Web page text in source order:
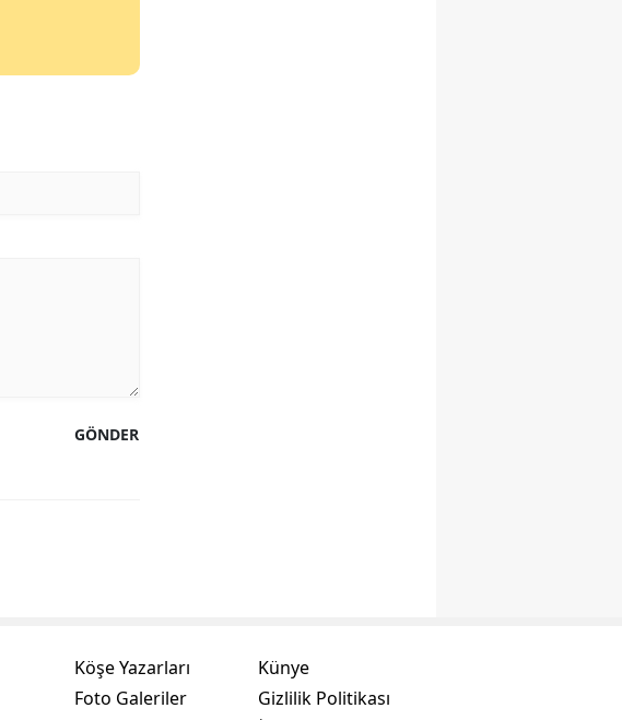
GÖNDER
Köşe Yazarları
Foto Galeriler
Künye
Gizlilik Politikası